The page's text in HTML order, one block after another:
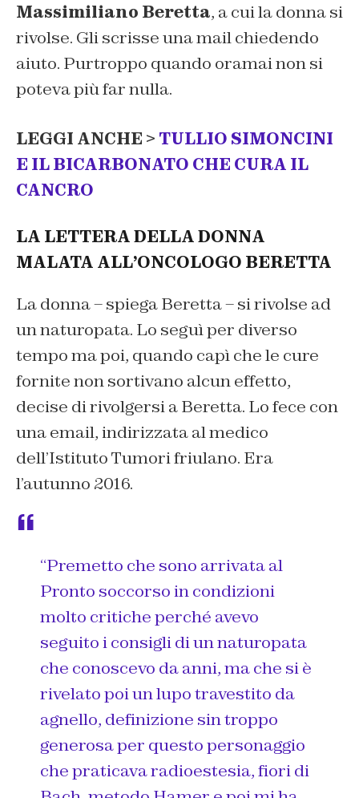
Massimiliano Beretta, a cui la donna si
rivolse. Gli scrisse una mail chiedendo
aiuto. Purtroppo quando oramai non si
poteva più far nulla.
LEGGI ANCHE > TULLIO SIMONCINI
E IL BICARBONATO CHE CURA IL
CANCRO
LA LETTERA DELLA DONNA
MALATA ALL’ONCOLOGO BERETTA
La donna – spiega Beretta – si rivolse ad
un naturopata. Lo seguì per diverso
tempo ma poi, quando capì che le cure
fornite non sortivano alcun effetto,
decise di rivolgersi a Beretta. Lo fece con
una email, indirizzata al medico
dell’Istituto Tumori friulano. Era
l’autunno 2016.
“Premetto che sono arrivata al
Pronto soccorso in condizioni
molto critiche perché avevo
seguito i consigli di un naturopata
che conoscevo da anni, ma che si è
rivelato poi un lupo travestito da
agnello, definizione sin troppo
generosa per questo personaggio
che praticava radioestesia, fiori di